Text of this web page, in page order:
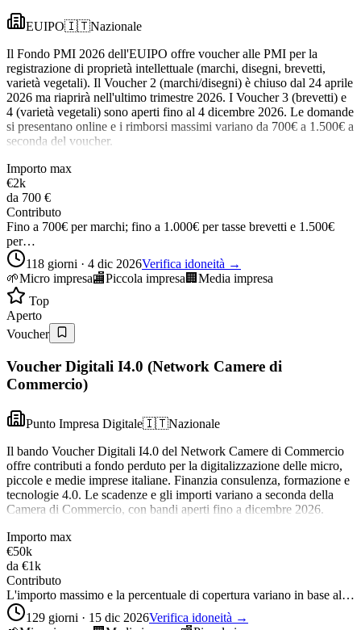
EUIPO🇮🇹Nazionale
Il Fondo PMI 2026 dell'EUIPO offre voucher alle PMI per la
registrazione di proprietà intellettuale (marchi, disegni, brevetti,
varietà vegetali). Il Voucher 2 (marchi/disegni) è chiuso dal 24 aprile
2026 ma riaprirà nell'ultimo trimestre 2026. I Voucher 3 (brevetti) e
4 (varietà vegetali) sono aperti fino al 4 dicembre 2026. Le domande
si presentano online e i rimborsi massimi variano da 700€ a 1.500€ a
seconda del voucher.
Importo max
€2k
da 700 €
Contributo
Fino a 700€ per marchi; fino a 1.000€ per tasse brevetti e 1.500€
per…
118 giorni · 4 dic 2026Verifica idoneità →
🌱Micro impresa🏬Piccola impresa 🏢 Media impresa
Top
Aperto
Voucher
Voucher Digitali I4.0 (Network Camere di
Commercio)
Punto Impresa Digitale🇮🇹Nazionale
Il bando Voucher Digitali I4.0 del Network Camere di Commercio
offre contributi a fondo perduto per la digitalizzazione delle micro,
piccole e medie imprese italiane. Finanzia consulenza, formazione e
tecnologie 4.0. Le scadenze e gli importi variano a seconda della
Camera di Commercio, con bandi aperti fino a dicembre 2026.
Importo max
€50k
da €1k
Contributo
L'importo massimo e la percentuale di copertura variano in base al…
129 giorni · 15 dic 2026Verifica idoneità →